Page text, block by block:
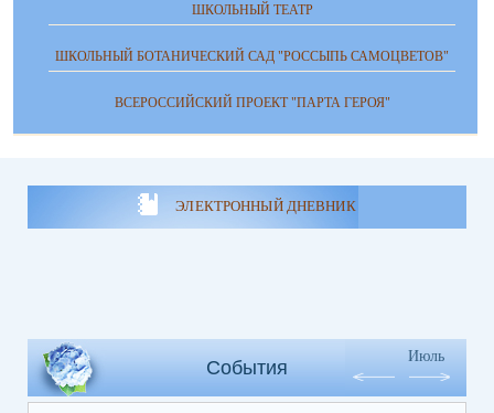
ШКОЛЬНЫЙ ТЕАТР
ШКОЛЬНЫЙ БОТАНИЧЕСКИЙ САД "РОССЫПЬ САМОЦВЕТОВ"
ВСЕРОССИЙСКИЙ ПРОЕКТ "ПАРТА ГЕРОЯ"
ЭЛЕКТРОННЫЙ ДНЕВНИК
События
Июль